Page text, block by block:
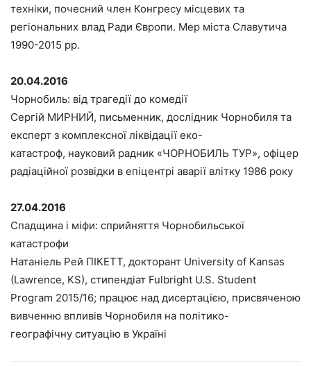
техніки, почесний член Конгресу місцевих та
регіональних влад Ради Європи. Мер міста Славутича
1990-2015 рр.
20.04.2016
Чорнобиль: від трагедії до комедії
Сергій МИРНИЙ, письменник, дослідник Чорнобиля та
експерт з комплексної ліквідації еко-
катастроф, науковий радник «ЧОРНОБИЛЬ ТУР», офіцер
радіаційної розвідки в епіцентрі аварії влітку 1986 року
27.04.2016
Спадщина і міфи: сприйняття Чорнобильської
катастрофи
Натаніель Рей ПІКЕТТ, докторант University of Kansas
(Lawrence, KS), стипендіат Fulbright U.S. Student
Program 2015/16; працює над дисертацією, присвяченою
вивченню впливів Чорнобиля на політико-
географічну ситуацію в Україні